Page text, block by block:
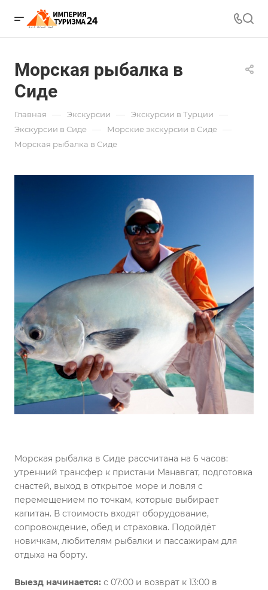
Морская рыбалка в
Сиде
Главная — Экскурсии — Экскурсии в Турции —
Экскурсии в Сиде — Морские экскурсии в Сиде —
Морская рыбалка в Сиде
Морская рыбалка в Сиде рассчитана на 6 часов:
утренний трансфер к пристани Манавгат, подготовка
снастей, выход в открытое море и ловля с
перемещением по точкам, которые выбирает
капитан. В стоимость входят оборудование,
сопровождение, обед и страховка. Подойдёт
новичкам, любителям рыбалки и пассажирам для
отдыха на борту.
Выезд начинается: с 07:00 и возврат к 13:00 в